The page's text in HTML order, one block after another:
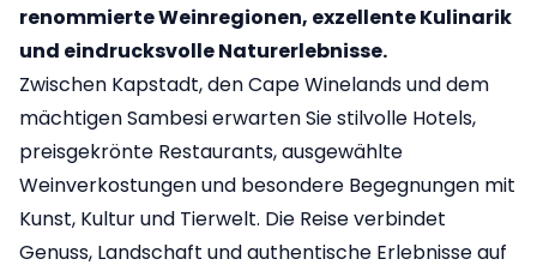
renommierte Weinregionen, exzellente Kulinarik
und eindrucksvolle Naturerlebnisse.
Zwischen Kapstadt, den Cape Winelands und dem
mächtigen Sambesi erwarten Sie stilvolle Hotels,
preisgekrönte Restaurants, ausgewählte
Weinverkostungen und besondere Begegnungen mit
Kunst, Kultur und Tierwelt. Die Reise verbindet
Genuss, Landschaft und authentische Erlebnisse auf